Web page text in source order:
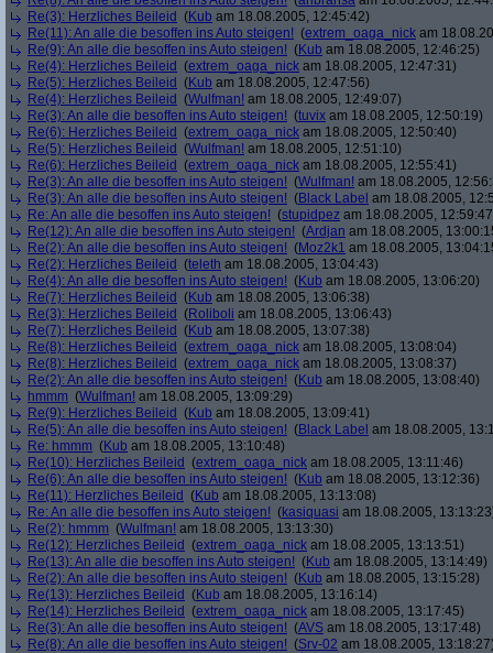
Re(3): Herzliches Beileid (Kub am 18.08.2005, 12:45:42)
Re(11): An alle die besoffen ins Auto steigen! (extrem_oaga_nick am
Re(9): An alle die besoffen ins Auto steigen! (Kub am 18.08.2005, 12:46:25)
Re(4): Herzliches Beileid (extrem_oaga_nick am 18.08.2005, 12:47:31)
Re(5): Herzliches Beileid (Kub am 18.08.2005, 12:47:56)
Re(4): Herzliches Beileid (Wulfman! am 18.08.2005, 12:49:07)
Re(3): An alle die besoffen ins Auto steigen! (tuvix am 18.08.2005, 12:50:19)
Re(6): Herzliches Beileid (extrem_oaga_nick am 18.08.2005, 12:50:40)
Re(5): Herzliches Beileid (Wulfman! am 18.08.2005, 12:51:10)
Re(6): Herzliches Beileid (extrem_oaga_nick am 18.08.2005, 12:55:41)
Re(3): An alle die besoffen ins Auto steigen! (Wulfman! am 18.08.2005,
Re(3): An alle die besoffen ins Auto steigen! (Black Label am 18.08.2005,
Re: An alle die besoffen ins Auto steigen! (stupidpez am 18.08.2005,
Re(12): An alle die besoffen ins Auto steigen! (Ardjan am 18.08.2005,
Re(2): An alle die besoffen ins Auto steigen! (Moz2k1 am 18.08.2005,
Re(2): Herzliches Beileid (teleth am 18.08.2005, 13:04:43)
Re(4): An alle die besoffen ins Auto steigen! (Kub am 18.08.2005, 13:06:20)
Re(7): Herzliches Beileid (Kub am 18.08.2005, 13:06:38)
Re(3): Herzliches Beileid (Roliboli am 18.08.2005, 13:06:43)
Re(7): Herzliches Beileid (Kub am 18.08.2005, 13:07:38)
Re(8): Herzliches Beileid (extrem_oaga_nick am 18.08.2005, 13:08:04)
Re(8): Herzliches Beileid (extrem_oaga_nick am 18.08.2005, 13:08:37)
Re(2): An alle die besoffen ins Auto steigen! (Kub am 18.08.2005, 13:08:40)
hmmm (Wulfman! am 18.08.2005, 13:09:29)
Re(9): Herzliches Beileid (Kub am 18.08.2005, 13:09:41)
Re(5): An alle die besoffen ins Auto steigen! (Black Label am 18.08.2005,
Re: hmmm (Kub am 18.08.2005, 13:10:48)
Re(10): Herzliches Beileid (extrem_oaga_nick am 18.08.2005, 13:11:46)
Re(6): An alle die besoffen ins Auto steigen! (Kub am 18.08.2005, 13:12:36)
Re(11): Herzliches Beileid (Kub am 18.08.2005, 13:13:08)
Re: An alle die besoffen ins Auto steigen! (kasiquasi am 18.08.2005,
Re(2): hmmm (Wulfman! am 18.08.2005, 13:13:30)
Re(12): Herzliches Beileid (extrem_oaga_nick am 18.08.2005, 13:13:51)
Re(13): An alle die besoffen ins Auto steigen! (Kub am 18.08.2005, 13:14:49)
Re(2): An alle die besoffen ins Auto steigen! (Kub am 18.08.2005, 13:15:28)
Re(13): Herzliches Beileid (Kub am 18.08.2005, 13:16:14)
Re(14): Herzliches Beileid (extrem_oaga_nick am 18.08.2005, 13:17:45)
Re(3): An alle die besoffen ins Auto steigen! (AVS am 18.08.2005, 13:17:48)
Re(8): An alle die besoffen ins Auto steigen! (Srv-02 am 18.08.2005,